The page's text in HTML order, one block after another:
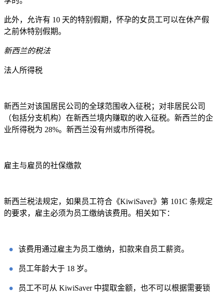
此外，允许有 10 天的特别假期，怀孕的女员工可以在休产假
之前休特别假期。
新西兰的税法
法人所得税
新西兰对该国居民公司的全球范围收入征税；对非居民公司
（包括分支机构）在新西兰境内赚取的收入征税。新西兰的企
业所得税为 28%。新西兰没有州或市所得税。
雇主与雇员的社保缴款
新西兰税法规定，如果员工符合《KiwiSaver》第 101C 条规定
的要求，雇主必须为员工缴纳该费用。相关如下：
● 该费用通过雇主为员工缴纳，扣款来自员工薪资。
● 员工年龄大于 18 岁。
●
员工不可从 KiwiSaver 中提取金额，也不可以根据需要锁